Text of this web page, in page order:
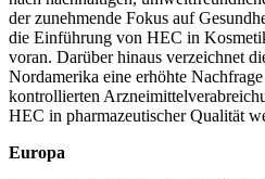
der zunehmende Fokus auf
die Einführung von HEC in
voran. Darüber hinaus verzeichnet
Nordamerika eine erhöhte
kontrollierten
HEC in pharmazeutischer Qualität
Europa